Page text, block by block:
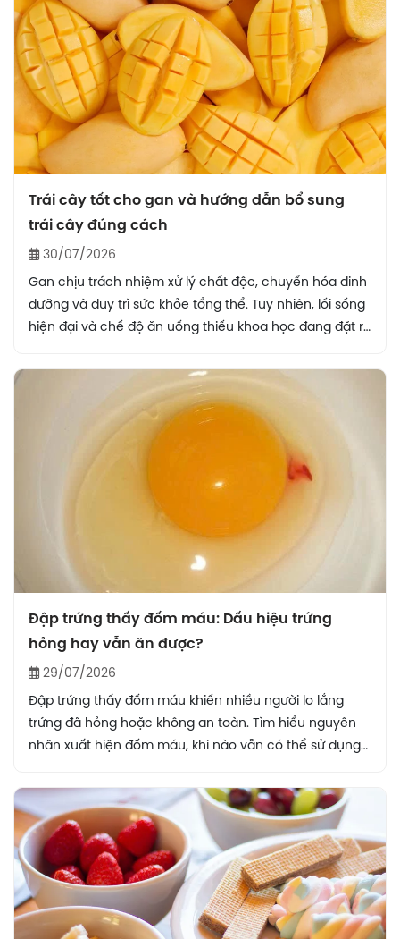
Trái cây tốt cho gan và hướng dẫn bổ sung
trái cây đúng cách
30/07/2026
Gan chịu trách nhiệm xử lý chất độc, chuyển hóa dinh
dưỡng và duy trì sức khỏe tổng thể. Tuy nhiên, lối sống
hiện đại và chế độ ăn uống thiếu khoa học đang đặt ra
trái cây tốt cho gan với lượng vitamin, khoáng chất và
chất chống oxy hóa dồi dào là vô cùng cần thiết.
Đập trứng thấy đốm máu: Dấu hiệu trứng
hỏng hay vẫn ăn được?
29/07/2026
Đập trứng thấy đốm máu khiến nhiều người lo lắng
trứng đã hỏng hoặc không an toàn. Tìm hiểu nguyên
nhân xuất hiện đốm máu, khi nào vẫn có thể sử dụng